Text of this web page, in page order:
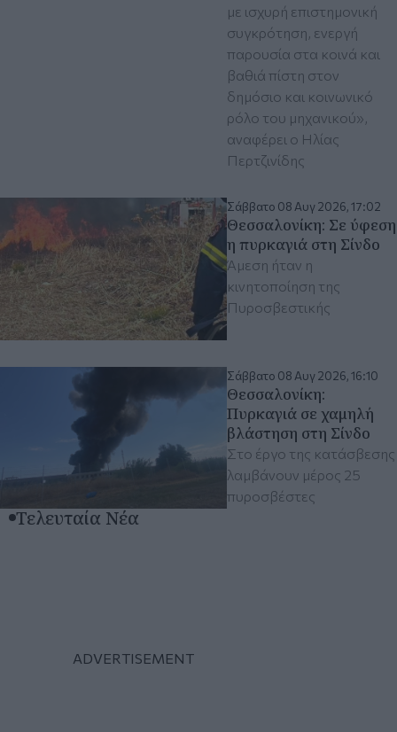
με ισχυρή επιστημονική
συγκρότηση, ενεργή
παρουσία στα κοινά και
βαθιά πίστη στον
δημόσιο και κοινωνικό
ρόλο του μηχανικού»,
αναφέρει ο Ηλίας
Περτζινίδης
Σάββατο 08 Αυγ 2026, 17:02
Θεσσαλονίκη: Σε ύφεση
η πυρκαγιά στη Σίνδο
Άμεση ήταν η
κινητοποίηση της
Πυροσβεστικής
Σάββατο 08 Αυγ 2026, 16:10
Θεσσαλονίκη:
Πυρκαγιά σε χαμηλή
βλάστηση στη Σίνδο
Στο έργο της κατάσβεσης
λαμβάνουν μέρος 25
πυροσβέστες
Τελευταία Νέα